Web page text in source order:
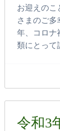
お迎えのこ
さまのご多
年、コロナ
類にとっ
令和3